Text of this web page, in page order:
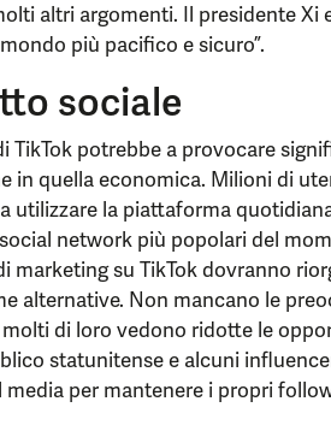
altri argomenti. Il presidente
più pacifico e sicuro”.
sociale
TikTok potrebbe a provocare
in quella economica. Milioni di
utilizzare la piattaforma
network più popolari del
marketing su TikTok dovranno
alternative. Non mancano le
di loro vedono ridotte le
statunitense e alcuni
media per mantenere i propri